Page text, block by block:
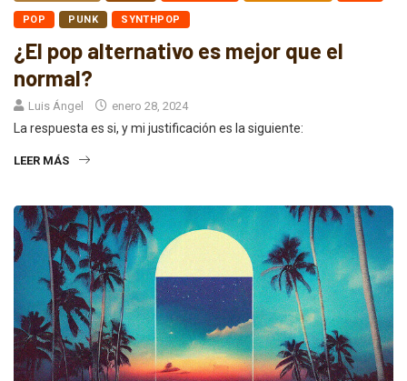
POP PUNK SYNTHPOP
¿El pop alternativo es mejor que el
normal?
Luis Ángel enero 28, 2024
La respuesta es si, y mi justificación es la siguiente:
LEER MÁS